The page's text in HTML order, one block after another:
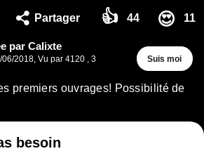
Partager 👍 44 😍 11
par Calixte
06/2018, Vu par 4120 , 3
Suis moi
premiers ouvrages! Possibilité de
besoin